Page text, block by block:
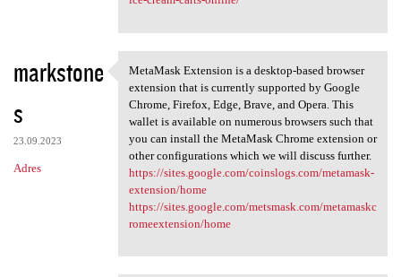
markstone
s
23.09.2023
Adres
MetaMask Extension is a
MetaMask Extension is a desktop-based browser
extension that is currently supported by Google
Chrome, Firefox, Edge, Brave, and Opera. This
wallet is available on numerous browsers such that
you can install the MetaMask Chrome extension or
other configurations which we will discuss further.
https://sites.google.com/coinslogs.com/metamask-
extension/home
https://sites.google.com/metsmask.com/metamaskc
romeextension/home